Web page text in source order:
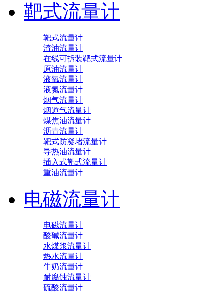
靶式流量计
靶式流量计
渣油流量计
在线可拆装靶式流量计
原油流量计
液氧流量计
液氮流量计
烟气流量计
烟道气流量计
煤焦油流量计
沥青流量计
靶式防凝堵流量计
导热油流量计
插入式靶式流量计
重油流量计
电磁流量计
电磁流量计
酸碱流量计
水煤浆流量计
热水流量计
牛奶流量计
耐腐蚀流量计
硫酸流量计